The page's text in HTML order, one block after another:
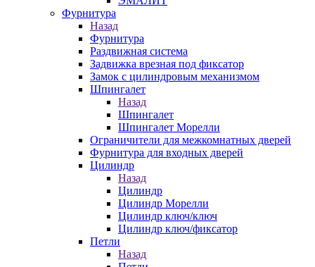
Фурнитура
Назад
Фурнитура
Раздвижная система
Задвижка врезная под фиксатор
Замок с цилиндровым механизмом
Шпингалет
Назад
Шпингалет
Шпингалет Морелли
Ограничители для межкомнатных дверей
Фурнитура для входных дверей
Цилиндр
Назад
Цилиндр
Цилиндр Морелли
Цилиндр ключ/ключ
Цилиндр ключ/фиксатор
Петли
Назад